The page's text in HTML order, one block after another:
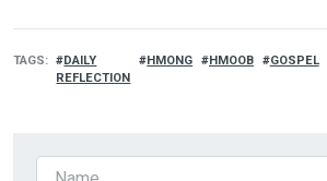
TAGS
DAILY
REFLECTION
HMONG HMOOB GOSPEL